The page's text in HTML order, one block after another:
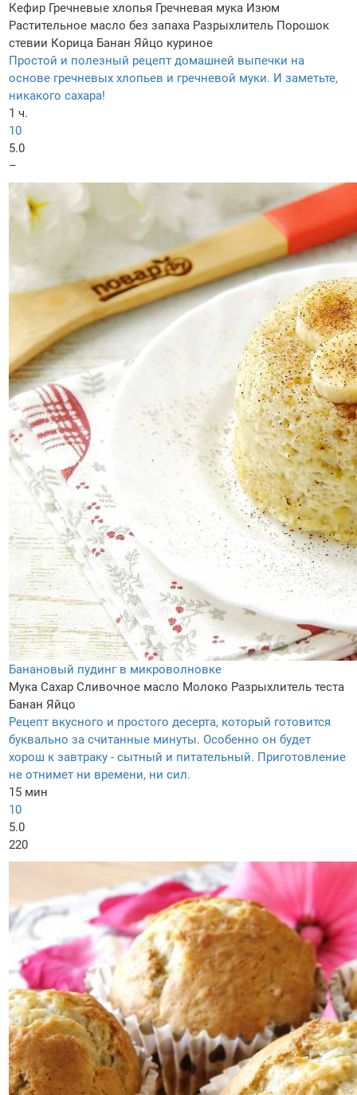
Кефир Гречневые хлопья Гречневая мука Изюм
Растительное масло без запаха Разрыхлитель Порошок
стевии Корица Банан Яйцо куриное
Простой и полезный рецепт домашней выпечки на
основе гречневых хлопьев и гречневой муки. И заметьте,
никакого сахара!
1 ч.
10
5.0
–
Банановый пудинг в микроволновке
Мука Сахар Сливочное масло Молоко Разрыхлитель теста
Банан Яйцо
Рецепт вкусного и простого десерта, который готовится
буквально за считанные минуты. Особенно он будет
хорош к завтраку - сытный и питательный. Приготовление
не отнимет ни времени, ни сил.
15 мин
10
5.0
220